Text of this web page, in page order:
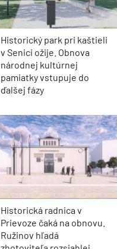
Historický park pri kaštieli
v Senici ožije. Obnova
národnej kultúrnej
pamiatky vstupuje do
ďalšej fázy
Historická radnica v
Prievoze čaká na obnovu.
Ružinov hľadá